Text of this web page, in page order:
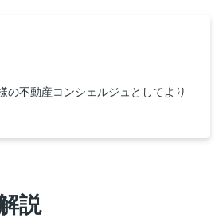
不動産コンシェルジュとしてより
説